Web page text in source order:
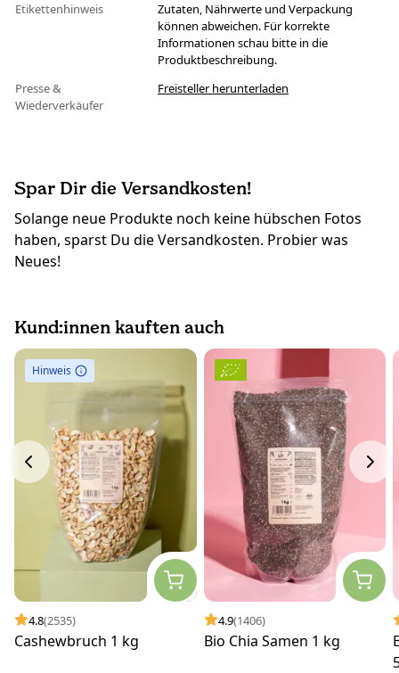
Etikettenhinweis
Zutaten, Nährwerte und Verpackung
können abweichen. Für korrekte
Informationen schau bitte in die
Produktbeschreibung.
Presse &
Wiederverkäufer
Freisteller herunterladen
Spar Dir die Versandkosten!
Solange neue Produkte noch keine hübschen Fotos
haben, sparst Du die Versandkosten. Probier was
Neues!
Kund:innen kauften auch
Hinweis
4.8(2535)
Cashewbruch 1 kg
4.9(1406)
Bio Chia Samen 1 kg